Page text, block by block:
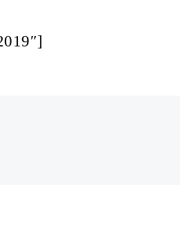
[responsive-flipbook id=”cleopatra_may_2019″]